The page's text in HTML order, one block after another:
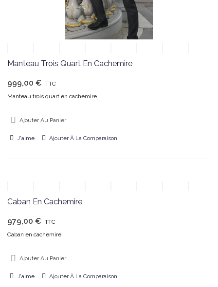
Manteau Trois Quart En Cachemire
999,00 € TTC
Manteau trois quart en cachemire
Ajouter Au Panier
J'aime Ajouter À La Comparaison
Caban En Cachemire
979,00 € TTC
Caban en cachemire
Ajouter Au Panier
J'aime Ajouter À La Comparaison